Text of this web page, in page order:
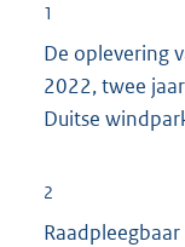
1
De oplevering
2022, twee
Duitse
2
Raadpleegbaar